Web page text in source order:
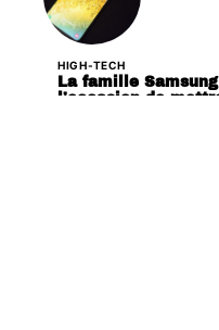
HIGH-TECH
La famille
l’occasion de